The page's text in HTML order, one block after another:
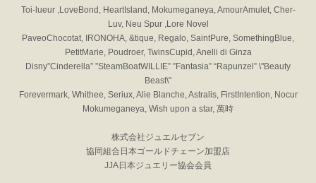
Toi-lueur ,LoveBond, HeartIsland, Mokumeganeya, AmourAmulet, Cher-
Luv, Neu Spur ,Lore Novel
PaveoChocotat, IRONOHA, &tique, Regalo, SaintPure, SomethingBlue,
PetitMarie, Poudroer, TwinsCupid, Anelli di Ginza
Disny”Cinderella” ”SteamBoatWILLIE” ”Fantasia” “Rapunzel” \"Beauty
Beast\"
Forevermark, Whithee, Seriux, Alie Blanche, Astralis, FirstIntention, Nocur
Mokumeganeya, Wish upon a star, 萬時
株式会社ジュエルセブン
協同組合日本ゴールドチェーン加盟店
JJA日本ジュエリー協会会員